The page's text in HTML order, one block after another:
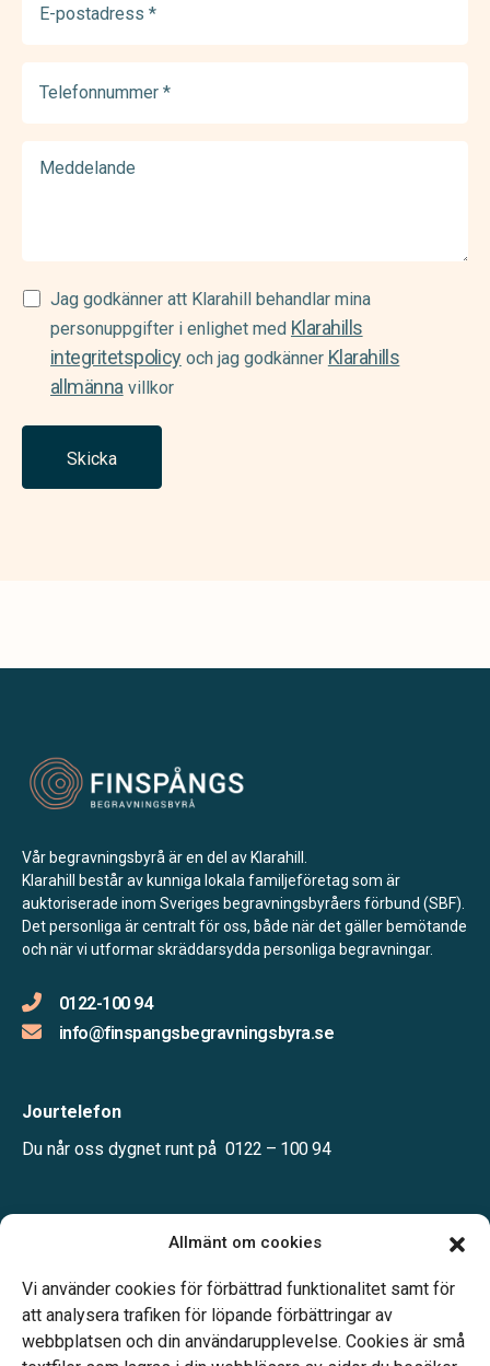
Allmänt om cookies
Vi använder cookies för förbättrad funktionalitet samt för
att analysera trafiken för löpande förbättringar av
webbplatsen och din användarupplevelse. Cookies är små
postadress
(Required)
Samtycke
(Required)
Jag godkänner att Klarahill behandlar mina
personuppgifter i enlighet med Klarahills
integritetspolicyoch jag godkänner Klarahills
allmännavillkor
Skicka
Vår begravningsbyrå är en del av Klarahill.
Klarahill består av kunniga lokala familjeföretag som är
auktoriserade inom Sveriges begravningsbyråers förbund (SBF).
Det personliga är centralt för oss, både när det gäller bemötande
och när vi utformar skräddarsydda personliga begravningar.
0122-100 94
info@finspangsbegravningsbyra.se
Jourtelefon
Du når oss dygnet runt på 0122 – 100 94
Telefonjour dygnet runt.